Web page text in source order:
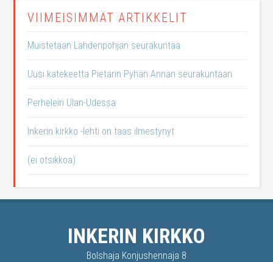
VIIMEISIMMÄT ARTIKKELIT
Muistetaan Lahdenpohjan seurakuntaa
Uusi katekeetta Pietarin Pyhän Annan seurakuntaan
Perheleiri Ulan-Udessa
Inkerin kirkko -lehti on taas ilmestynyt
(ei otsikkoa)
INKERIN KIRKKO
Bolshaja Konjushennaja 8